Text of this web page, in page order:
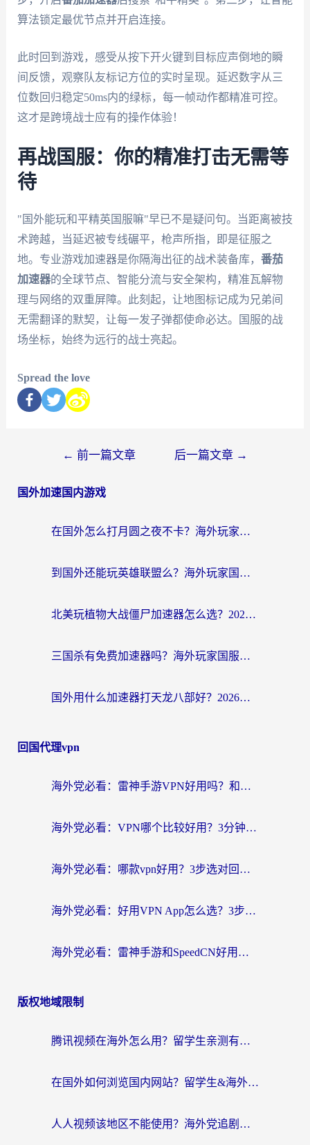
算法锁定最优节点并开启连接。
此时回到游戏，感受从按下开火键到目标应声倒地的瞬
间反馈，观察队友标记方位的实时呈现。延迟数字从三
位数回归稳定50ms内的绿标，每一帧动作都精准可控。
这才是跨境战士应有的操作体验！
再战国服：你的精准打击无需等
待
"国外能玩和平精英国服嘛"早已不是疑问句。当距离被技
术跨越，当延迟被专线碾平，枪声所指，即是征服之
地。专业游戏加速器是你隔海出征的战术装备库， 番茄
加速器的全球节点、智能分流与安全架构，精准瓦解物
理与网络的双重屏障。此刻起，让地图标记成为兄弟间
无需翻译的默契，让每一发子弹都使命必达。国服的战
场坐标，始终为远行的战士亮起。
Spread the love
← 前一篇文章 后一篇文章 →
国外加速国内游戏
在国外怎么打月圆之夜不卡？海外玩家国服游戏加速终极指南（附巴西英国游戏适配方案）
到国外还能玩英雄联盟么？海外玩家国服游戏畅玩终极指南
北美玩植物大战僵尸加速器怎么选？2026海外党必看的国服游戏加速指南
三国杀有免费加速器吗？海外玩家国服畅玩终极指南（附泰国南非专属解决方案）
国外用什么加速器打天龙八部好？2026海外玩家国服游戏加速全攻略
回国代理vpn
海外党必看：雷神手游VPN好用吗？和天速回国VPN对比哪个回国效果更好？附实用加速器选择指南
海外党必看：VPN哪个比较好用？3分钟找到适合你的回国加速方案
海外党必看：哪款vpn好用？3步选对回国加速器，无缝刷剧玩游戏
海外党必看：好用VPN App怎么选？3步教你无缝访问国内资源
海外党必看：雷神手游和SpeedCN好用吗？3招选对回国加速器无缝刷国内资源
版权地域限制
腾讯视频在海外怎么用？留学生亲测有效的回国加速器攻略
在国外如何浏览国内网站？留学生&海外华人的无缝访问指南
人人视频该地区不能使用？海外党追剧看片的终极解决方案来了